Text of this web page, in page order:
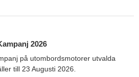
2026
på utombordsmotorer utvalda
till 23 Augusti 2026.